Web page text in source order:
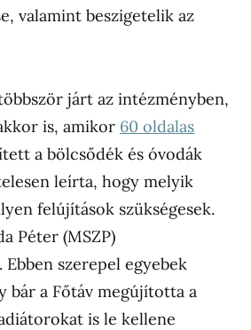
valamint beszigetelik az
járt az intézményben,
is, amikor 60 oldalas
a bölcsődék és óvodák
leírta, hogy melyik
felújítások szükségesek.
Péter (MSZP)
szerepel egyebek
bár a Főtáv megújította a
is le kellene